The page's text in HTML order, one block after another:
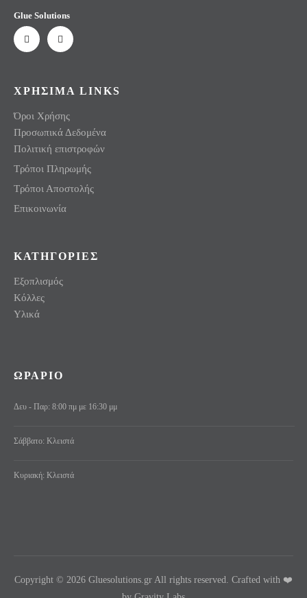
Glue Solutions
ΧΡΗΣΙΜΑ LINKS
Όροι Χρήσης
Προσωπικά Δεδομένα
Πολιτική επιστροφών
Τρόποι Πληρωμής
Τρόποι Αποστολής
Επικοινωνία
ΚΑΤΗΓΟΡΙΕΣ
Εξοπλισμός
Κόλλες
Υλικά
ΩΡΑΡΙΟ
Δευ - Παρ: 8:00 πμ με 16:30 μμ
Σάββατο: Κλειστά
Κυριακή: Κλειστά
Copyright © 2026 Gluesolutions.gr All rights reserved. Crafted with ❤️